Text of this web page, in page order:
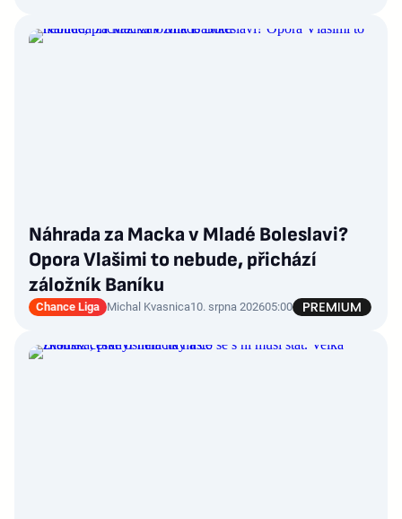
Náhrada za Macka v Mladé Boleslavi?
Opora Vlašimi to nebude, přichází
záložník Baníku
Chance Liga Michal Kvasnica10. srpna 202605:00